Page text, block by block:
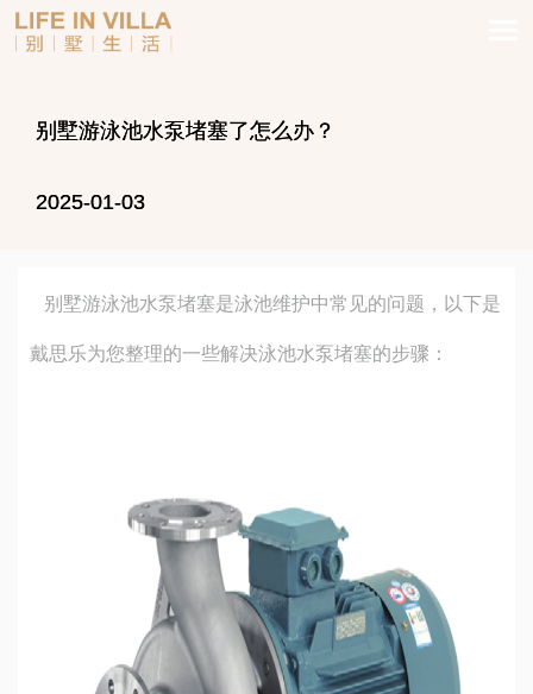
别墅游泳池水泵堵塞了怎么办？
2025-01-03
别墅游泳池水泵堵塞是泳池维护中常见的问题，以下是
戴思乐为您整理的一些解决泳池水泵堵塞的步骤：